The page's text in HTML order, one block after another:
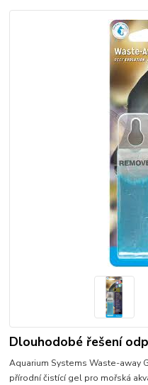
Dlouhodobé řešení
Aquarium Systems Waste-away
přírodní čistící gel pro mořská